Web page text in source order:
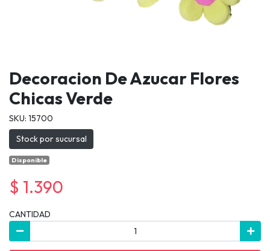
Decoracion De Azucar Flores
Chicas Verde
SKU: 15700
Stock por sucursal
Disponible
$ 1.390
CANTIDAD